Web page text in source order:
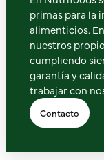
primas para la
alimenticios.
nuestros
cumpliendo
garantía y
trabajar con
Contacto